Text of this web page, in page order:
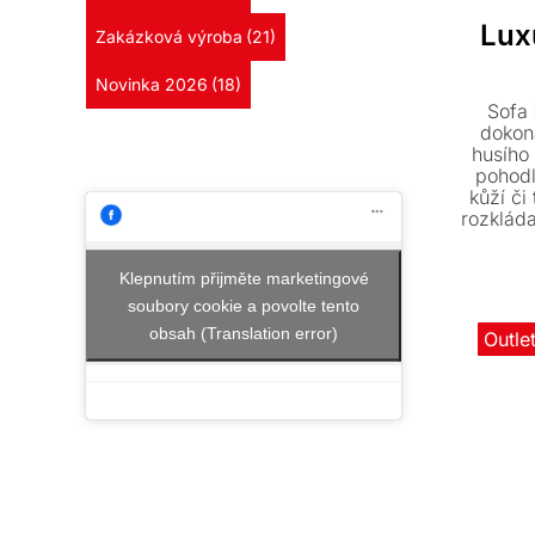
Zakázková výroba (21)
Novinka 2026 (18)
Klepnutím přijměte marketingové
soubory cookie a povolte tento
obsah (Translation error)
Sofa
kůží či
Outlet